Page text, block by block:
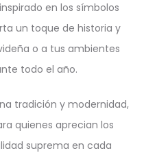
en los símbolos
un toque de historia y
o a tus ambientes
todo el año.
tradición y modernidad,
quienes aprecian los
suprema en cada